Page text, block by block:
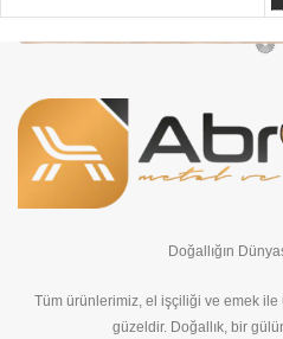
Doğallığın
Tüm ürünlerimiz, el işçiliği ve emek
güzeldir. Doğallık, bir